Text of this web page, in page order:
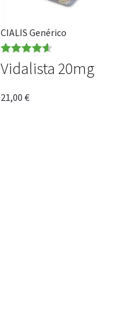
CIALIS Genérico
Note
4.64
Vidalista 20mg
21,00 €